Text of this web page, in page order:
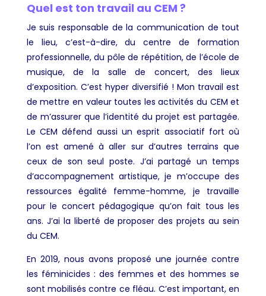
Quel est ton travail au CEM ?
Je suis responsable de la communication de tout
le lieu, c’est-à-dire, du centre de formation
professionnelle, du pôle de répétition, de l’école de
musique, de la salle de concert, des lieux
d’exposition. C’est hyper diversifié ! Mon travail est
de mettre en valeur toutes les activités du CEM et
de m’assurer que l’identité du projet est partagée.
Le CEM défend aussi un esprit associatif fort où
l’on est amené à aller sur d’autres terrains que
ceux de son seul poste. J’ai partagé un temps
d’accompagnement artistique, je m’occupe des
ressources égalité femme-homme, je travaille
pour le concert pédagogique qu’on fait tous les
ans. J’ai la liberté de proposer des projets au sein
du CEM.
En 2019, nous avons proposé une journée contre
les féminicides : des femmes et des hommes se
sont mobilisés contre ce fléau. C’est important, en